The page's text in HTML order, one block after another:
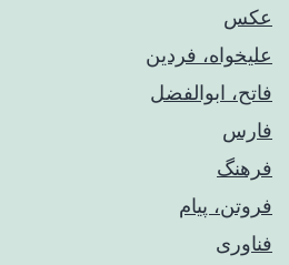
عکس
علیخواه، فردین
فاتح، ابوالفضل
فارس
فرهنگ
فروتن، پیام
فناوری